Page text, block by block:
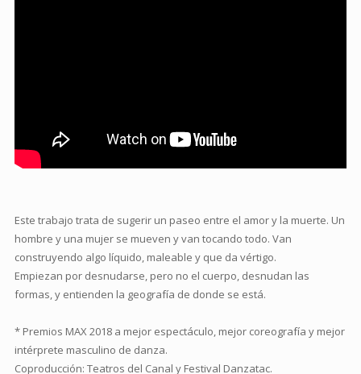
Este trabajo trata de sugerir un paseo entre el amor y la muerte. Un
hombre y una mujer se mueven y van tocando todo. Van
construyendo algo líquido, maleable y que da vértigo.
Empiezan por desnudarse, pero no el cuerpo, desnudan las
formas, y entienden la geografía de donde se está.
* Premios MAX 2018 a mejor espectáculo, mejor coreografía y mejor
intérprete masculino de danza.
Coproducción: Teatros del Canal y Festival Danzatac.